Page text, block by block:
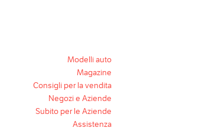
Modelli auto
Magazine
Consigli per la vendita
Negozi e Aziende
Subito per le Aziende
Assistenza